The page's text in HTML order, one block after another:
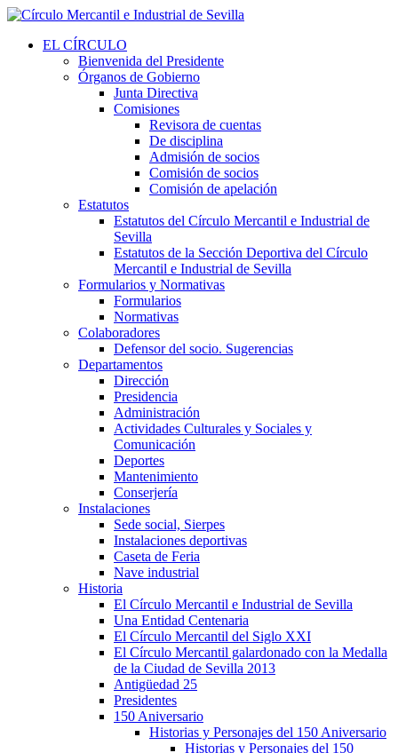
EL CÍRCULO
Bienvenida del Presidente
Órganos de Gobierno
Junta Directiva
Comisiones
Revisora de cuentas
De disciplina
Admisión de socios
Comisión de socios
Comisión de apelación
Estatutos
Estatutos del Círculo Mercantil e Industrial de
Sevilla
Estatutos de la Sección Deportiva del Círculo
Mercantil e Industrial de Sevilla
Formularios y Normativas
Formularios
Normativas
Colaboradores
Defensor del socio. Sugerencias
Departamentos
Dirección
Presidencia
Administración
Actividades Culturales y Sociales y
Comunicación
Deportes
Mantenimiento
Conserjería
Instalaciones
Sede social, Sierpes
Instalaciones deportivas
Caseta de Feria
Nave industrial
Historia
El Círculo Mercantil e Industrial de Sevilla
Una Entidad Centenaria
El Círculo Mercantil del Siglo XXI
El Círculo Mercantil galardonado con la Medalla
de la Ciudad de Sevilla 2013
Antigüedad 25
Presidentes
150 Aniversario
Historias y Personajes del 150 Aniversario
Historias y Personajes del 150